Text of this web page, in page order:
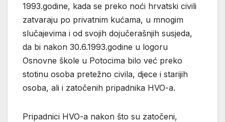
1993.godine, kada se preko noći hrvatski civili
zatvaraju po privatnim kućama, u mnogim
slučajevima i od svojih dojučerašnjih susjeda,
da bi nakon 30.6.1993.godine u logoru
Osnovne škole u Potocima bilo već preko
stotinu osoba pretežno civila, djece i starijih
osoba, ali i zatočenih pripadnika HVO-a.
Pripadnici HVO-a nakon što su zatočeni,